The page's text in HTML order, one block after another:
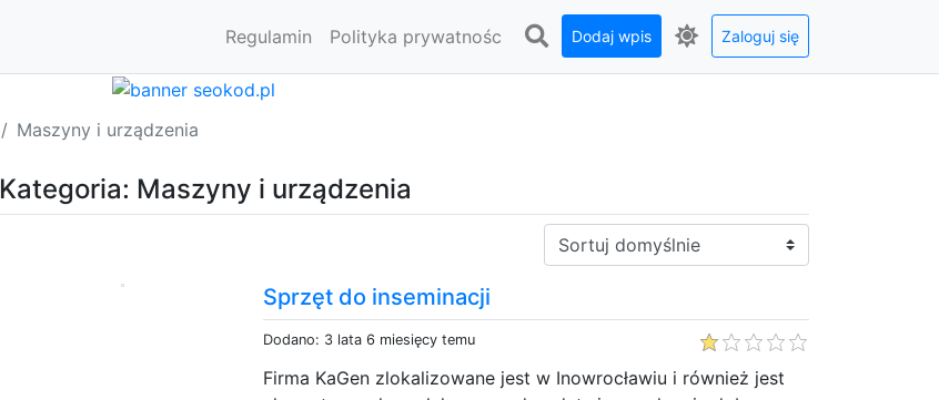
Regulamin Polityka prywatnośc Dodaj wpis Zaloguj się
Maszyny i urządzenia
Kategoria: Maszyny i urządzenia
Sortuj:
Sprzęt do inseminacji
Dodano: 3 lata 6 miesięcy temu
Firma KaGen zlokalizowane jest w Inowrocławiu i również jest